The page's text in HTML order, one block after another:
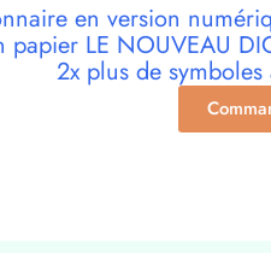
en version
papier LE NOUVEAU
2x plus de